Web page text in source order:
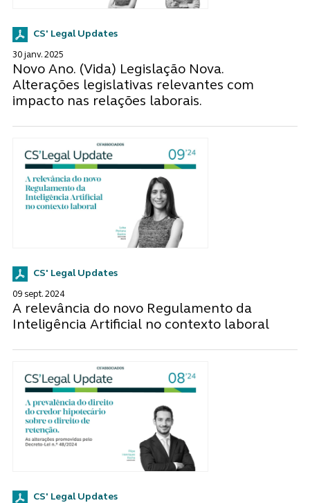
CS' Legal Updates
30 janv. 2025
Novo Ano. (Vida) Legislação Nova.
Alterações legislativas relevantes com
impacto nas relações laborais.
CS' Legal Updates
09 sept. 2024
A relevância do novo Regulamento da
Inteligência Artificial no contexto laboral
CS' Legal Updates